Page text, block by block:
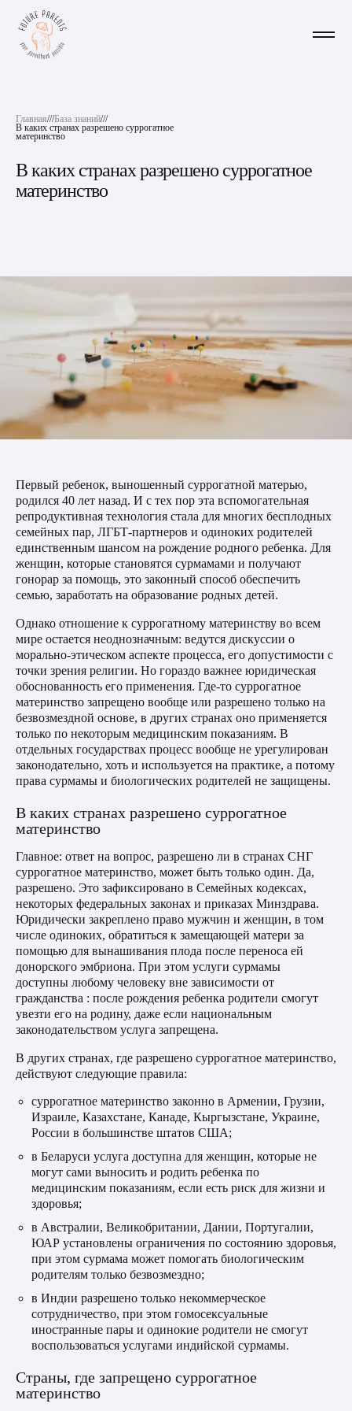
Главная///База знаний///
В каких странах разрешено суррогатное
материнство
В каких странах разрешено суррогатное
материнство
Первый ребенок, выношенный суррогатной матерью,
родился 40 лет назад. И с тех пор эта вспомогательная
репродуктивная технология стала для многих бесплодных
семейных пар, ЛГБТ-партнеров и одиноких родителей
единственным шансом на рождение родного ребенка. Для
женщин, которые становятся сурмамами и получают
гонорар за помощь, это законный способ обеспечить
семью, заработать на образование родных детей.
Однако отношение к суррогатному материнству во всем
мире остается неоднозначным: ведутся дискуссии о
морально-этическом аспекте процесса, его допустимости с
точки зрения религии. Но гораздо важнее юридическая
обоснованность его применения. Где-то суррогатное
материнство запрещено вообще или разрешено только на
безвозмездной основе, в других странах оно применяется
только по некоторым медицинским показаниям. В
отдельных государствах процесс вообще не урегулирован
законодательно, хоть и используется на практике, а потому
права сурмамы и биологических родителей не защищены.
В каких странах разрешено суррогатное
материнство
Главное: ответ на вопрос, разрешено ли в странах СНГ
суррогатное материнство, может быть только один. Да,
разрешено. Это зафиксировано в Семейных кодексах,
некоторых федеральных законах и приказах Минздрава.
Юридически закреплено право мужчин и женщин, в том
числе одиноких, обратиться к замещающей матери за
помощью для вынашивания плода после переноса ей
донорского эмбриона. При этом услуги сурмамы
доступны любому человеку вне зависимости от
гражданства : после рождения ребенка родители смогут
увезти его на родину, даже если национальным
законодательством услуга запрещена.
В других странах, где разрешено суррогатное материнство,
действуют следующие правила:
суррогатное материнство законно в Армении, Грузии,
Израиле, Казахстане, Канаде, Кыргызстане, Украине,
России в большинстве штатов США;
в Беларуси услуга доступна для женщин, которые не
могут сами выносить и родить ребенка по
медицинским показаниям, если есть риск для жизни и
здоровья;
в Австралии, Великобритании, Дании, Португалии,
ЮАР установлены ограничения по состоянию здоровья,
при этом сурмама может помогать биологическим
родителям только безвозмездно;
в Индии разрешено только некоммерческое
сотрудничество, при этом гомосексуальные
иностранные пары и одинокие родители не смогут
воспользоваться услугами индийской сурмамы.
Страны, где запрещено суррогатное
материнство